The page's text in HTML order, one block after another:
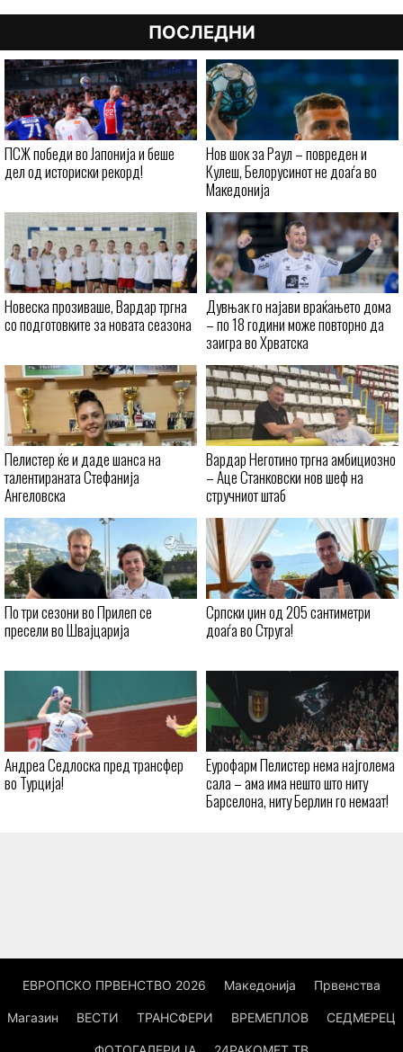
ПОСЛЕДНИ
ПСЖ победи во Јапонија и беше
дел од историски рекорд!
Нов шок за Раул – повреден и
Кулеш, Белорусинот не доаѓа во
Македонија
Новеска прозиваше, Вардар тргна
со подготовките за новата сеазона
Дувњак го најави враќањето дома
– по 18 години може повторно да
заигра во Хрватска
Пелистер ќе и даде шанса на
талентираната Стефанија
Ангеловска
Вардар Неготино тргна амбициозно
– Аце Станковски нов шеф на
стручниот штаб
По три сезони во Прилеп се
пресели во Швајцарија
Српски џин од 205 сантиметри
доаѓа во Струга!
Андреа Седлоска пред трансфер
во Турција!
Еурофарм Пелистер нема најголема
сала – ама има нешто што ниту
Барселона, ниту Берлин го немаат!
ЕВРОПСКО ПРВЕНСТВО 2026 Македонија Првенства
Магазин ВЕСТИ ТРАНСФЕРИ ВРЕМЕПЛОВ СЕДМЕРЕЦ